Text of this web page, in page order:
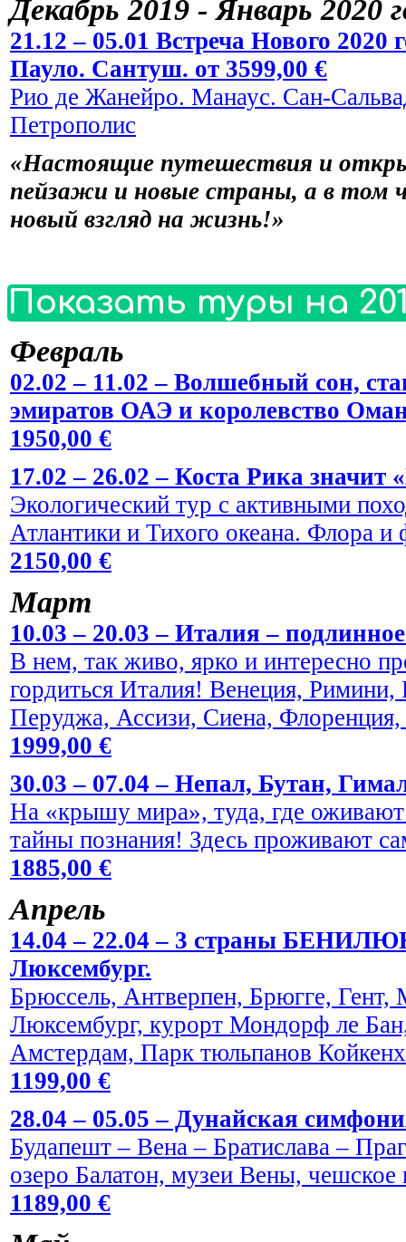
Декабрь 2019 - Январь 2020
21.12 – 05.01 Встреча Нового
Пауло. Сантуш. от 3599,00 €
Рио де Жанейро. Манаус. Сан-
Петрополис
«Настоящие путешествия и
пейзажи и новые страны, а в том
новый взгляд на жизнь!»
Показать туры на
Февраль
02.02 – 11.02 – Волшебный сон,
эмиратов ОАЭ и королевство
1950,00 €
17.02 – 26.02 – Коста Рика значит
Экологический тур с активными
Атлантики и Тихого океана. Флора
2150,00 €
Maрт
10.03 – 20.03 – Италия –
В нем, так живо, ярко и интересно
гордиться Италия! Венеция,
Перуджа, Ассизи, Сиена,
1999,00 €
30.03 – 07.04 – Непал, Бутан,
На «крышу мира», туда, где
тайны познания! Здесь проживают
1885,00 €
Aпрель
14.04 – 22.04 – 3 страны
Люксембург.
Брюссель, Антверпен, Брюгге,
Люксембург, курорт Мондорф ле
Амстердам, Парк тюльпанов
1199,00 €
28.04 – 05.05 – Дунайская
Будапешт – Вена – Братислава –
озеро Балатон, музеи Вены, чешское
1189,00 €